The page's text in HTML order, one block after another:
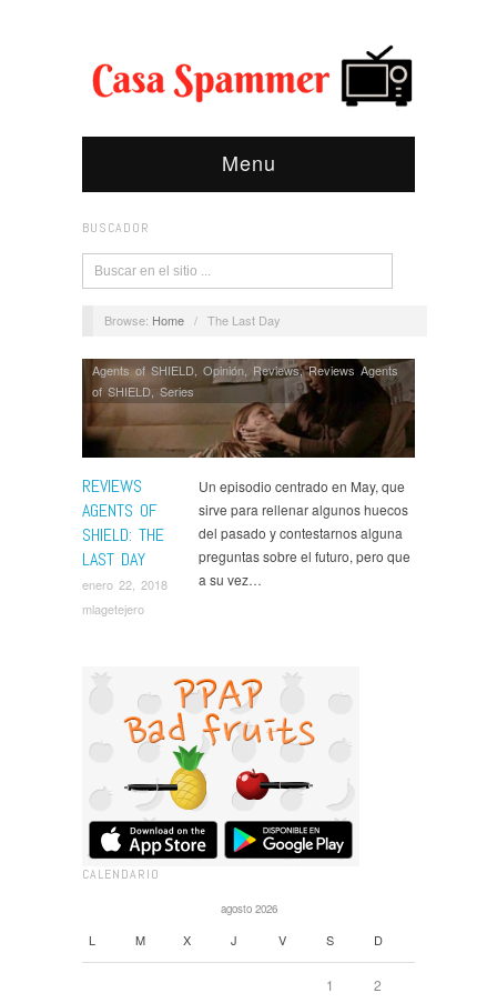
Menu
BUSCADOR
Browse: Home / The Last Day
REVIEWS
AGENTS OF
SHIELD: THE
LAST DAY
enero 22, 2018
mlagetejero
Agents of SHIELD, Opinión, Reviews,Reviews Agents
of SHIELD, Series
Un episodio centrado en May, que
sirve para rellenar algunos huecos
del pasado y contestarnos alguna
preguntas sobre el futuro, pero que
a su vez…
CALENDARIO
agosto 2026
L M X J V S D
1 2